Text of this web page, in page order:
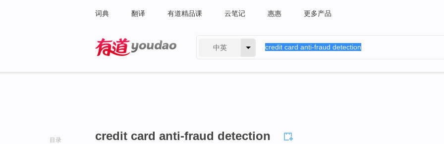
词典 翻译 有道精品课 云笔记 惠惠 更多产品
中英
目录 credit card anti-fraud detection